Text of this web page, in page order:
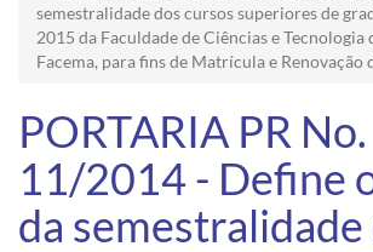
semestralidade dos cursos superiores de
2015 da Faculdade de Ciências e Tecnologia
Facema, para fins de Matrícula e Renovação
PORTARIA PR No.
11/2014 - Define
da semestralidade